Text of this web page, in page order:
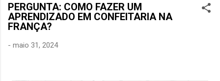
PERGUNTA: COMO FAZER UM
APRENDIZADO EM CONFEITARIA NA
FRANÇA?
- maio 31, 2024